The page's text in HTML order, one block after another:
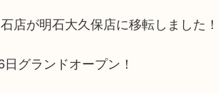
店が明石大久保店に移転しました！
グランドオープン！